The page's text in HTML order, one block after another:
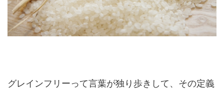
グレインフリーって言葉が独り歩きして、その定義